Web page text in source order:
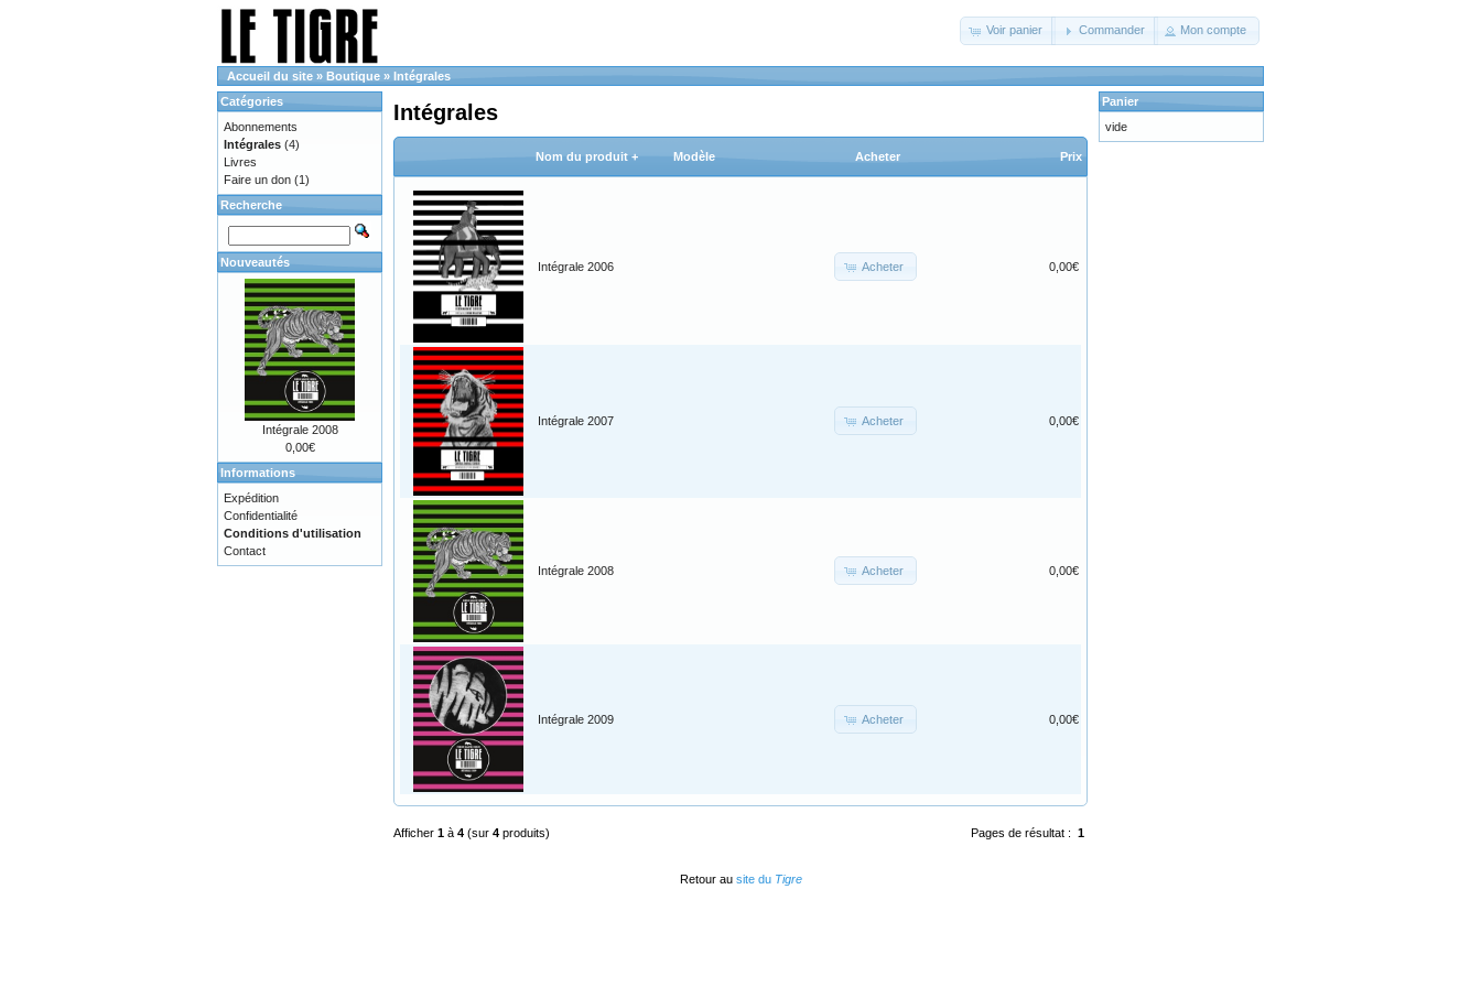
Voir panier Commander Mon compte
Accueil du site » Boutique » Intégrales
Intégrales
Nom du produit + Modèle Acheter Prix
Intégrale 2006 Acheter 0,00€
Intégrale 2007 Acheter 0,00€
Intégrale 2008 Acheter 0,00€
Intégrale 2009 Acheter 0,00€
Pages de résultat : 1
Afficher 1 à 4 (sur 4 produits)
Catégories
Abonnements
Intégrales (4)
Livres
Faire un don (1)
Recherche
Nouveautés
Intégrale 2008
0,00€
Informations
Expédition
Confidentialité
Conditions d'utilisation
Contact
Panier
vide
Retour au site du Tigre